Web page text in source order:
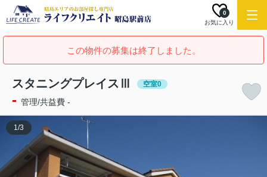
お気に入り
0
この物件の募集は終了しました。
スタニングプレイスⅢ 空室0
- 管理/共益費 -
1/3